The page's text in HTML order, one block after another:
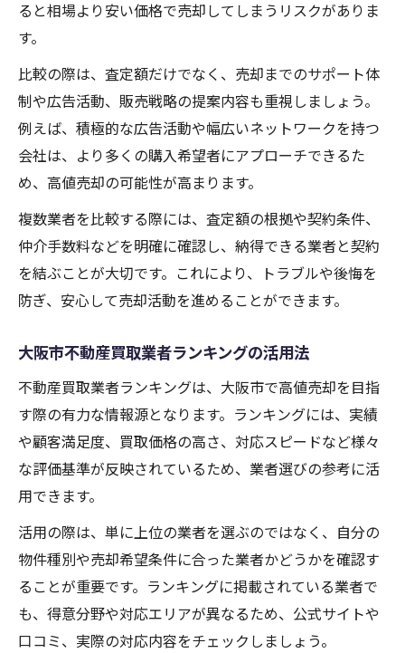
ると相場より安い価格で売却してしまうリスクがありま
す。
比較の際は、査定額だけでなく、売却までのサポート体
制や広告活動、販売戦略の提案内容も重視しましょう。
例えば、積極的な広告活動や幅広いネットワークを持つ
会社は、より多くの購入希望者にアプローチできるた
め、高値売却の可能性が高まります。
複数業者を比較する際には、査定額の根拠や契約条件、
仲介手数料などを明確に確認し、納得できる業者と契約
を結ぶことが大切です。これにより、トラブルや後悔を
防ぎ、安心して売却活動を進めることができます。
大阪市不動産買取業者ランキングの活用法
不動産買取業者ランキングは、大阪市で高値売却を目指
す際の有力な情報源となります。ランキングには、実績
や顧客満足度、買取価格の高さ、対応スピードなど様々
な評価基準が反映されているため、業者選びの参考に活
用できます。
活用の際は、単に上位の業者を選ぶのではなく、自分の
物件種別や売却希望条件に合った業者かどうかを確認す
ることが重要です。ランキングに掲載されている業者で
も、得意分野や対応エリアが異なるため、公式サイトや
口コミ、実際の対応内容をチェックしましょう。